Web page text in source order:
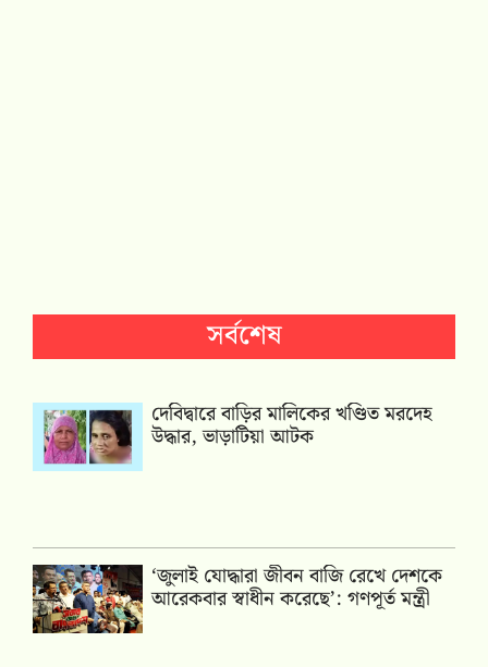
সর্বশেষ
দেবিদ্বারে বাড়ির মালিকের খণ্ডিত মরদেহ
উদ্ধার, ভাড়াটিয়া আটক
‘জুলাই যোদ্ধারা জীবন বাজি রেখে দেশকে
আরেকবার স্বাধীন করেছে’: গণপূর্ত মন্ত্রী